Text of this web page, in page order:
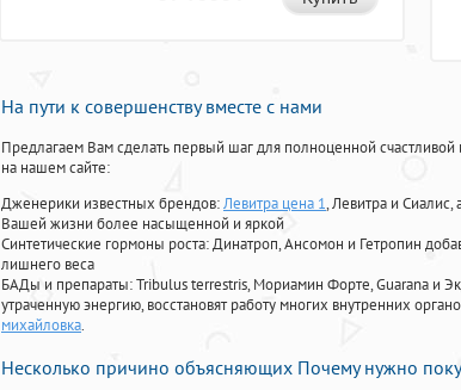
На пути к совершенству вместе с нами
Предлагаем Вам сделать первый шаг для полноценной
на нашем сайте:
Дженерики известных брендов:Левитра цена 1, Левитра и
Вашей жизни более насыщенной и яркой
Синтетические гормоны роста: Динатроп, Ансомон и Гетропин
лишнего веса
БАДы и препараты:Tribulus terrestris, Мориамин Форте, Guarana и
утраченную энергию, восстановят работу многих внутренних
михайловка.
Несколько причино объясняющих Почему нужно